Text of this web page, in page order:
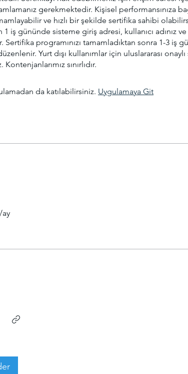
gerekmektedir. Kişisel performansınıza
ve hızlı bir şekilde sertifika sahibi
iş gününde sisteme giriş adresi, kullanıcı adınız
Sertifika programınızı tamamladıktan sonra 1-3 iş
Yurt dışı kullanımlar için uluslararası onaylı
sınırlıdır.
da katılabilirsiniz. Uygulamaya Git
ay